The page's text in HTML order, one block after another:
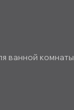
ванной комнаты